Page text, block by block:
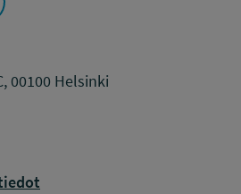
kohteessa: YouTube
kohteessa:
Työsuojelurahasto kohteessa:
00100 Helsinki